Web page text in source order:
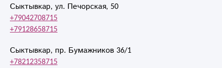
Сыктывкар, ул. Печорская, 50
+79042708715
+79128658715
Сыктывкар, пр. Бумажников 36/1
+78212358715